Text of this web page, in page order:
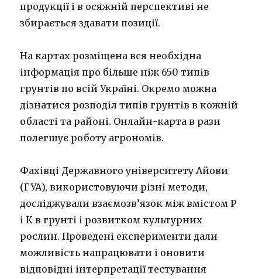
продукції і в осяжній перспективі не
збирається здавати позиції.
На картах розміщена вся необхідна
інформація про більше ніж 650 типів
грунтів по всій Україні. Окремо можна
дізнатися розподіл типів грунтів в кожній
області та районі. Онлайн-карта в рази
полегшує роботу агрономів.
Фахівці Державного університету Айови
(ГУА), використовуючи різні методи,
досліджували взаємозв’язок між вмістом Р
і К в грунті і розвитком культурних
рослин. Проведені експерименти дали
можливість напрацювати і оновити
відповідні інтерпретації тестування